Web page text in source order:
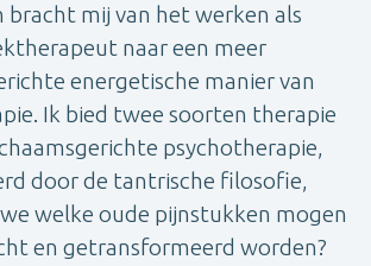
bracht mij van het werken als
naar een meer
energetische manier van
Ik bied twee soorten therapie
psychotherapie,
door de tantrische filosofie,
welke oude pijnstukken mogen
en getransformeerd worden?